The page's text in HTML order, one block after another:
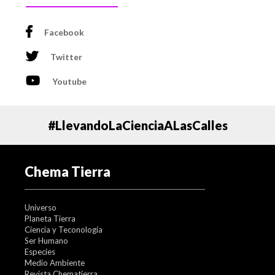
Facebook
Twitter
Youtube
#LlevandoLaCienciaALasCalles
Chema Tierra
Universo
Planeta Tierra
Ciencia y Teconología
Ser Humano
Especies
Medio Ambiente